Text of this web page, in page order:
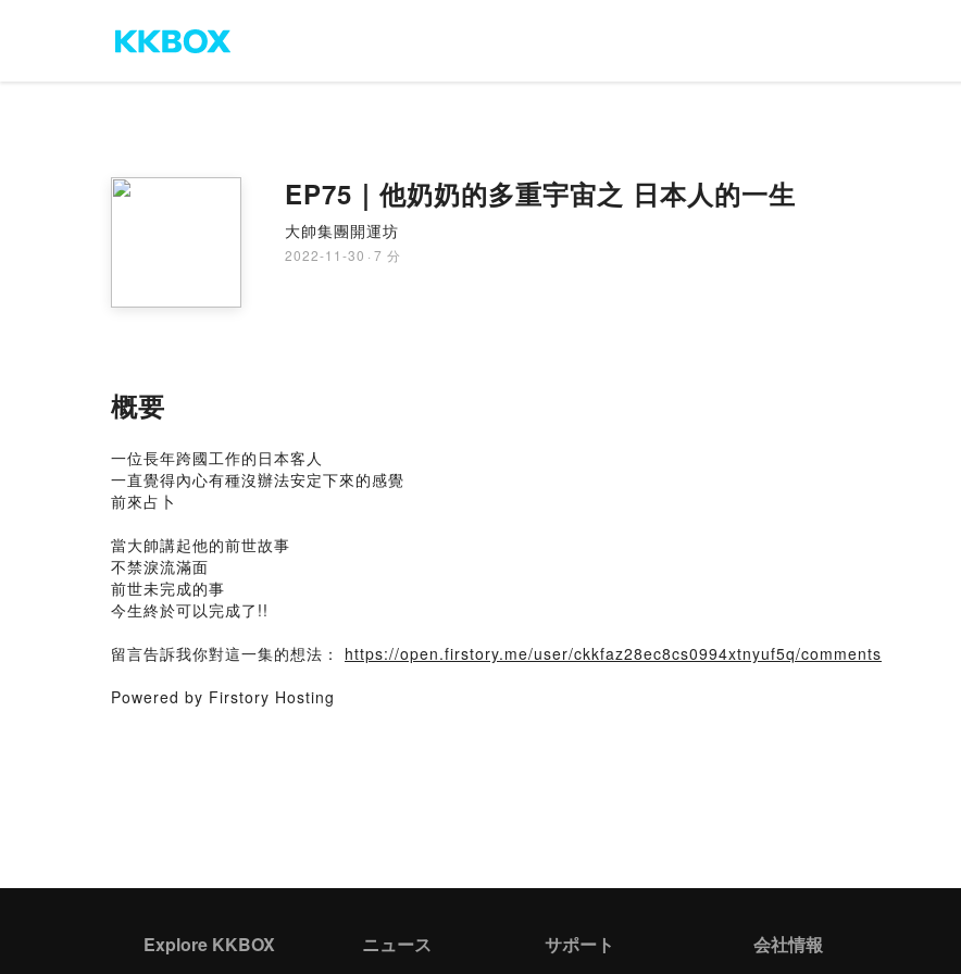
EP75｜他奶奶的多重宇宙之 日本人的一生
大帥集團開運坊
2022-11-30 · 7 分
概要
一位長年跨國工作的日本客人
一直覺得內心有種沒辦法安定下來的感覺
前來占卜
當大帥講起他的前世故事
不禁淚流滿面
前世未完成的事
今生終於可以完成了!!
留言告訴我你對這一集的想法： https://open.firstory.me/user/ckkfaz28ec8cs0994xtnyuf5q/comments
Powered by Firstory Hosting
Explore KKBOX ニュース サポート 会社情報